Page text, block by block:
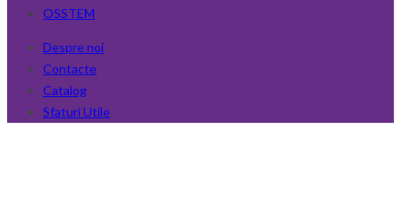
OSSTEM
Despre noi
Contacte
Catalog
Sfaturi Utile